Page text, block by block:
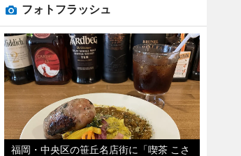
フォトフラッシュ
福岡・中央区の笹丘名店街に「喫茶 こさ